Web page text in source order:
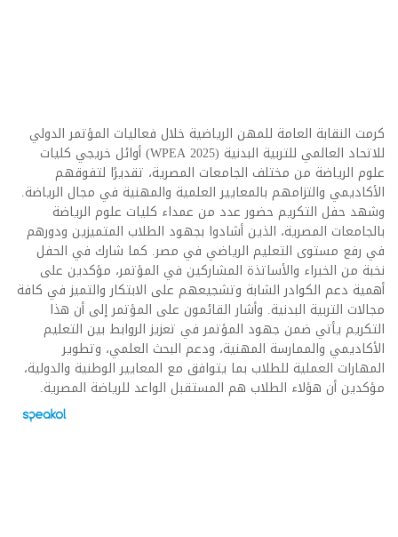
كرمت النقابة العامة للمهن الرياضية خلال فعاليات المؤتمر الدولي
للاتحاد العالمي للتربية البدنية (WPEA 2025) أوائل خريجي كليات
علوم الرياضة من مختلف الجامعات المصرية، تقديرًا لتفوقهم
الأكاديمي والتزامهم بالمعايير العلمية والمهنية في مجال الرياضة.
وشهد حفل التكريم حضور عدد من عمداء كليات علوم الرياضة
بالجامعات المصرية، الذين أشادوا بجهود الطلاب المتميزين ودورهم
في رفع مستوى التعليم الرياضي في مصر. كما شارك في الحفل
نخبة من الخبراء والأساتذة المشاركين في المؤتمر، مؤكدين على
أهمية دعم الكوادر الشابة وتشجيعهم على الابتكار والتميز في كافة
مجالات التربية البدنية. وأشار القائمون على المؤتمر إلى أن هذا
التكريم يأتي ضمن جهود المؤتمر في تعزيز الروابط بين التعليم
الأكاديمي والممارسة المهنية، ودعم البحث العلمي، وتطوير
المهارات العملية للطلاب بما يتوافق مع المعايير الوطنية والدولية،
مؤكدين أن هؤلاء الطلاب هم المستقبل الواعد للرياضة المصرية.